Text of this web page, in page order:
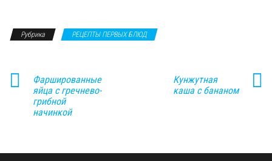
Рубрика РЕЦЕПТЫ ПЕРВЫХ БЛЮД
Фаршированные
яйца с гречнево-
грибной
начинкой
Кунжутная
каша с бананом